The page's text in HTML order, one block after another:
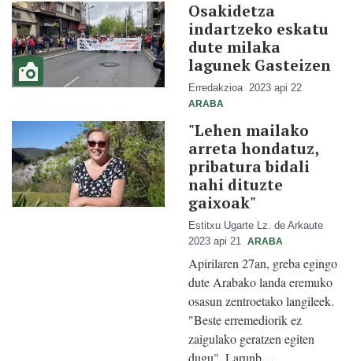
Osakidetza
indartzeko eskatu
dute milaka
lagunek Gasteizen
Erredakzioa 2023 api 22
ARABA
"Lehen mailako
arreta hondatuz,
pribatura bidali
nahi dituzte
gaixoak"
Estitxu Ugarte Lz. de Arkaute
2023 api 21 ARABA
Apirilaren 27an, greba egingo
dute Arabako landa eremuko
osasun zentroetako langileek.
"Beste erremediorik ez
zaigulako geratzen egiten
dugu". Larunb…